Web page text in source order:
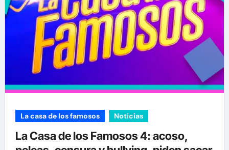
La casa de los famosos Noticias
La Casa de los Famosos 4: acoso,